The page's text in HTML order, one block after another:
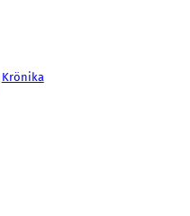
Krönika